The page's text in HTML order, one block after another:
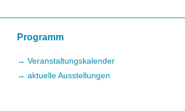
Programm
→ Veranstaltungskalender
→ aktuelle Ausstellungen